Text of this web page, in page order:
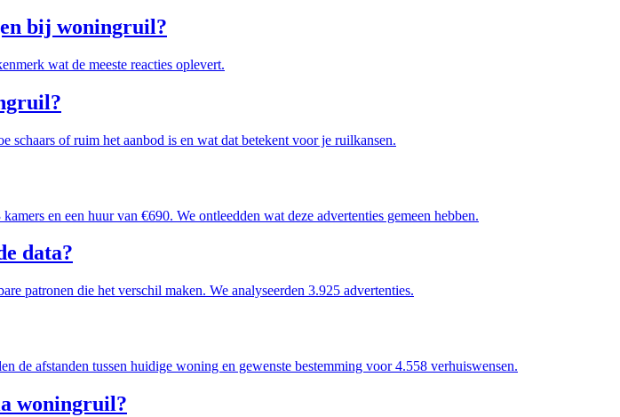
bij woningruil?
wat de meeste reacties oplevert.
schaars of ruim het aanbod is en wat dat betekent voor je ruilkansen.
en een huur van €690. We ontleedden wat deze advertenties gemeen hebben.
data?
patronen die het verschil maken. We analyseerden 3.925 advertenties.
afstanden tussen huidige woning en gewenste bestemming voor 4.558 verhuiswensen.
woningruil?